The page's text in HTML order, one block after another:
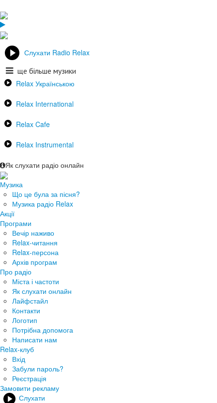
Слухати Radio Relax
ще більше музики
Relax Українською
Relax International
Relax Cafe
Relax Instrumental
Як слухати радіо онлайн
Музика
Що це була за пісня?
Музика радіо Relax
Акції
Програми
Вечір наживо
Relax-читання
Relax-персона
Архів програм
Про радіо
Міста і частоти
Як слухати онлайн
Лайфстайл
Контакти
Логотип
Потрібна допомога
Написати нам
Relax-клуб
Вхід
Забули пароль?
Реєстрація
Замовити рекламу
Слухати